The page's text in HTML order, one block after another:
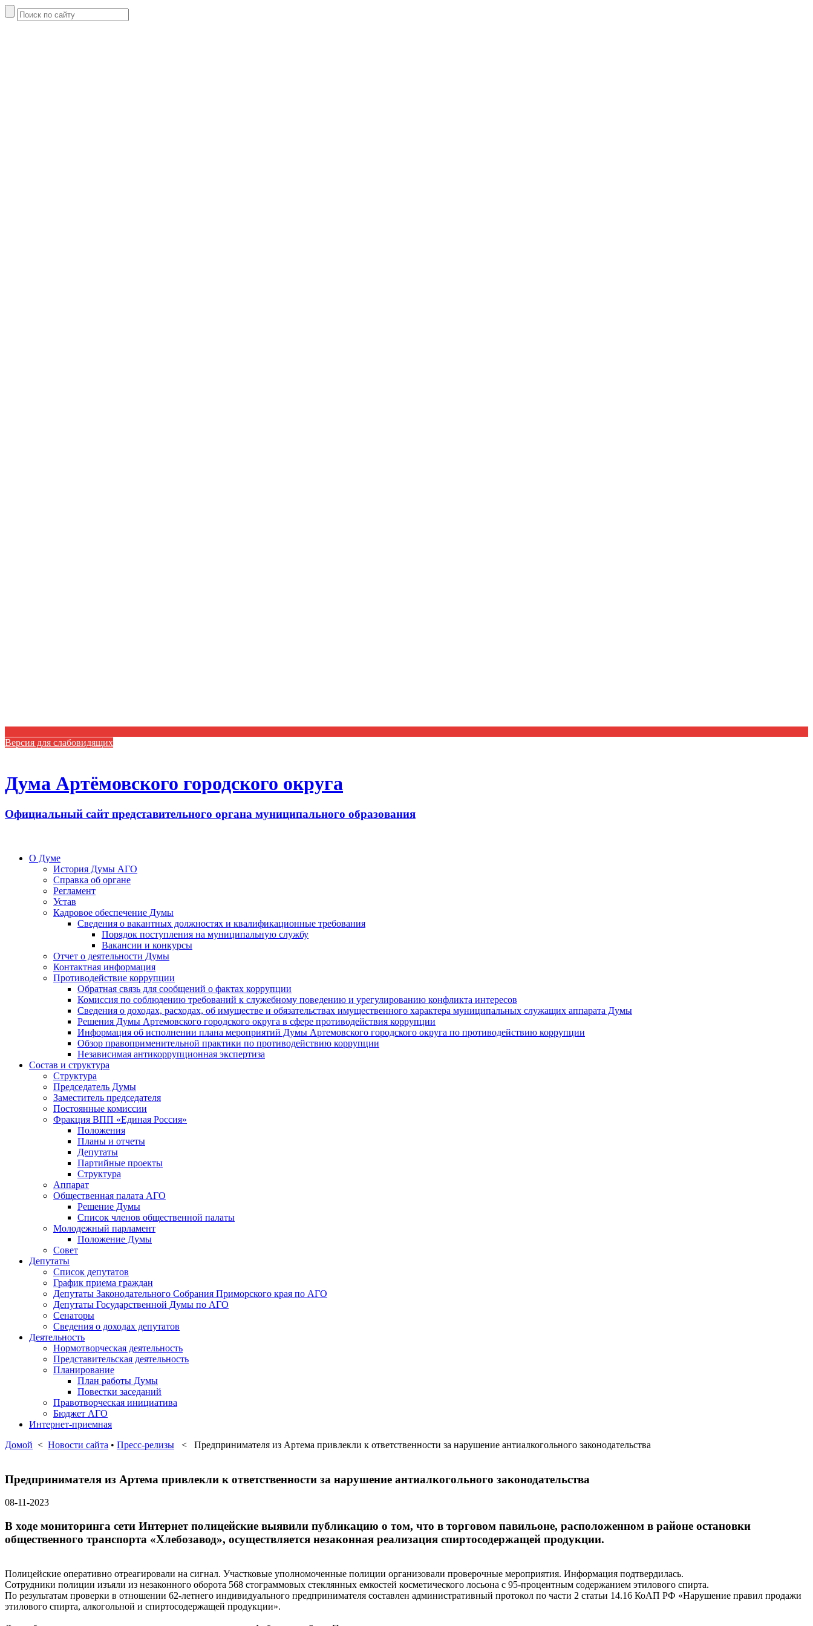
Версия для слабовидящих
Дума Артёмовского городского округа
Официальный сайт представительного органа муниципального образования
О Думе
История Думы АГО
Справка об органе
Регламент
Устав
Кадровое обеспечение Думы
Сведения о вакантных должностях и квалификационные требования
Порядок поступления на муниципальную службу
Вакансии и конкурсы
Отчет о деятельности Думы
Контактная информация
Противодействие коррупции
Обратная связь для сообщений о фактах коррупции
Комиссия по соблюдению требований к служебному поведению и урегулированию конфликта интересов
Сведения о доходах, расходах, об имуществе и обязательствах имущественного характера муниципальных служащих аппарата Думы
Решения Думы Артемовского городского округа в сфере противодействия коррупции
Информация об исполнении плана мероприятий Думы Артемовского городского округа по противодействию коррупции
Обзор правоприменительной практики по противодействию коррупции
Независимая антикоррупционная экспертиза
Состав и структура
Структура
Председатель Думы
Заместитель председателя
Постоянные комиссии
Фракция ВПП «Единая Россия»
Положения
Планы и отчеты
Депутаты
Партийные проекты
Структура
Аппарат
Общественная палата АГО
Решение Думы
Список членов общественной палаты
Молодежный парламент
Положение Думы
Совет
Депутаты
Список депутатов
График приема граждан
Депутаты Законодательного Собрания Приморского края по АГО
Депутаты Государственной Думы по АГО
Сенаторы
Сведения о доходах депутатов
Деятельность
Нормотворческая деятельность
Представительская деятельность
Планирование
План работы Думы
Повестки заседаний
Правотворческая инициатива
Бюджет АГО
Интернет-приемная
Домой < Новости сайта • Пресс-релизы < Предпринимателя из Артема привлекли к ответственности за нарушение антиалкогольного законодательства
Предпринимателя из Артема привлекли к ответственности за нарушение антиалкогольного законодательства
08-11-2023
В ходе мониторинга сети Интернет полицейские выявили публикацию о том, что в торговом павильоне, расположенном в районе остановки
общественного транспорта «Хлебозавод», осуществляется незаконная реализация спиртосодержащей продукции.
Полицейские оперативно отреагировали на сигнал. Участковые уполномоченные полиции организовали проверочные мероприятия. Информация подтвердилась.
Сотрудники полиции изъяли из незаконного оборота 568 стограммовых стеклянных емкостей косметического лосьона с 95-процентным содержанием этилового спирта.
По результатам проверки в отношении 62-летнего индивидуального предпринимателя составлен административный протокол по части 2 статьи 14.16 КоАП РФ «Нарушение правил продажи
этилового спирта, алкогольной и спиртосодержащей продукции».